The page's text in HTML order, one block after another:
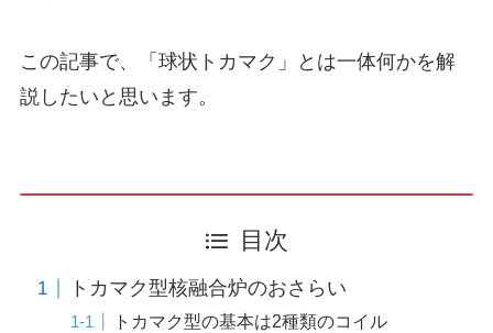
この記事で、「球状トカマク」とは一体何かを解
説したいと思います。
目次
トカマク型核融合炉のおさらい
トカマク型の基本は2種類のコイル